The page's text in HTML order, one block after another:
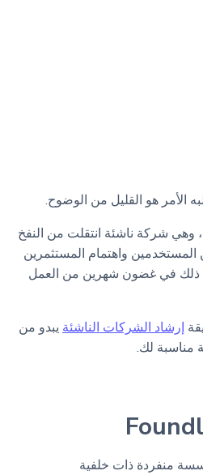
الأمر هو القليل من الوضوح.
، وهي شركة ناشئة انتقلت من النفخ
واهتمام المستثمرين
في غضون شهرين من العمل
إرشاد الشركات الناشئة يبدو من
مناسبة لك.
منفردة ذات خلفية